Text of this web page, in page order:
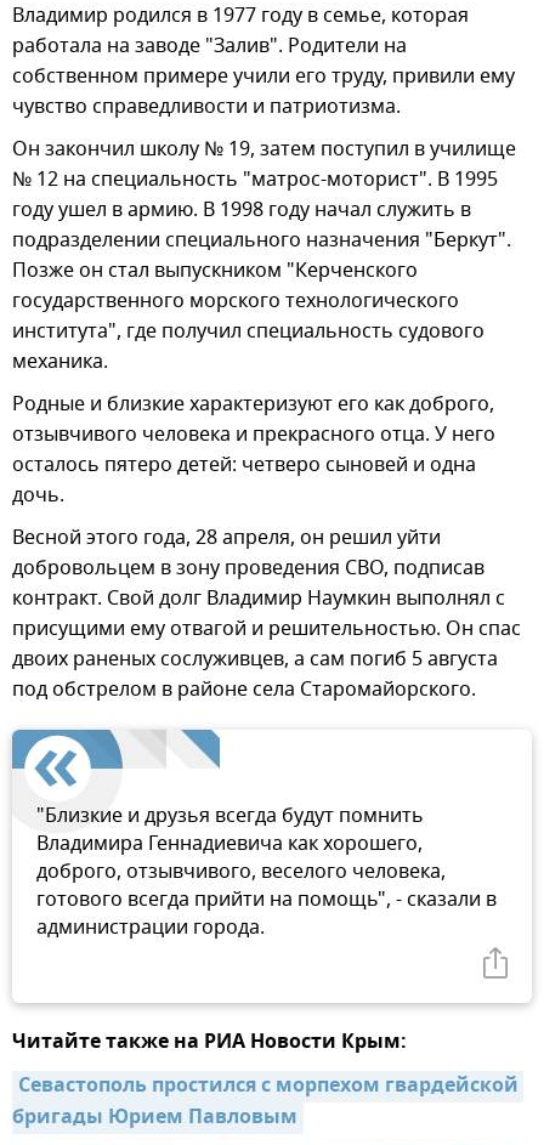
Владимир родился в 1977 году в семье, которая
работала на заводе "Залив". Родители на
собственном примере учили его труду, привили ему
чувство справедливости и патриотизма.
Он закончил школу № 19, затем поступил в училище
№ 12 на специальность "матрос-моторист". В 1995
году ушел в армию. В 1998 году начал служить в
подразделении специального назначения "Беркут".
Позже он стал выпускником "Керченского
государственного морского технологического
института", где получил специальность судового
механика.
Родные и близкие характеризуют его как доброго,
отзывчивого человека и прекрасного отца. У него
осталось пятеро детей: четверо сыновей и одна
дочь.
Весной этого года, 28 апреля, он решил уйти
добровольцем в зону проведения СВО, подписав
контракт. Свой долг Владимир Наумкин выполнял с
присущими ему отвагой и решительностью. Он спас
двоих раненых сослуживцев, а сам погиб 5 августа
под обстрелом в районе села Старомайорского.
"Близкие и друзья всегда будут помнить
Владимира Геннадиевича как хорошего,
доброго, отзывчивого, веселого человека,
готового всегда прийти на помощь", - сказали в
администрации города.
Читайте также на РИА Новости Крым:
Севастополь простился с морпехом гвардейской
бригады Юрием Павловым